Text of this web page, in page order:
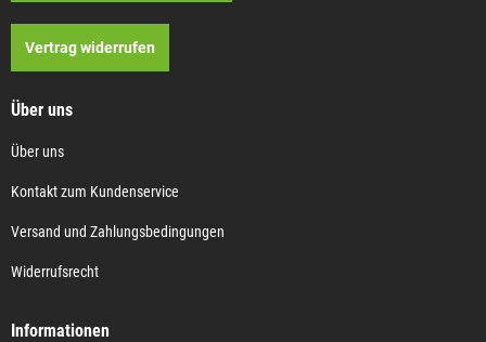
Vertrag widerrufen
Über uns
Über uns
Kontakt zum Kundenservice
Versand und Zahlungsbedingungen
Widerrufsrecht
Informationen